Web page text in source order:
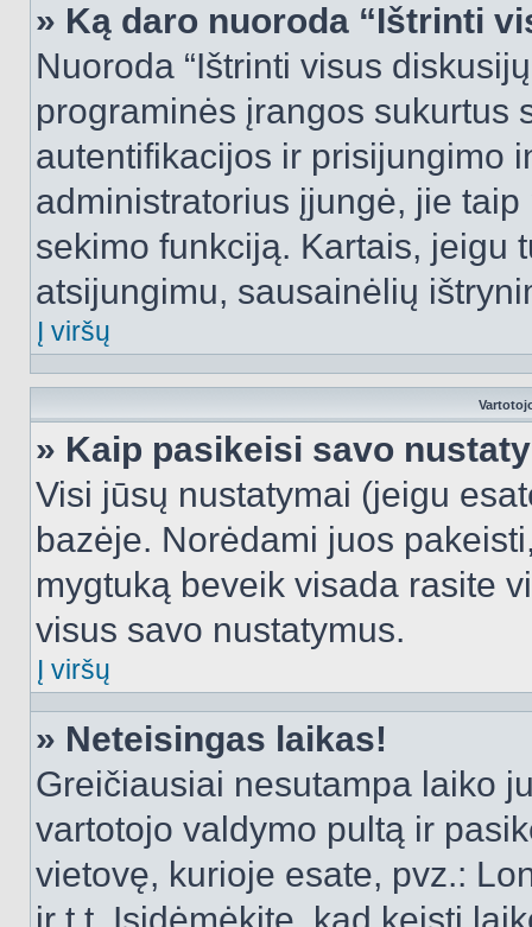
» Ką daro nuoroda “Ištrinti
Nuoroda “Ištrinti visus
programinės įrangos sukurtus
autentifikacijos ir prisijungimo
administratorius įjungė, jie
sekimo funkciją. Kartais, jeigu
atsijungimu, sausainėlių
Į viršų
» Kaip pasikeisi savo
Visi jūsų nustatymai (jeigu
bazėje. Norėdami juos
mygtuką beveik visada rasite
visus savo nustatymus.
Į viršų
» Neteisingas laikas!
Greičiausiai nesutampa laiko
vartotojo valdymo pultą ir
vietovę, kurioje esate, pvz.: